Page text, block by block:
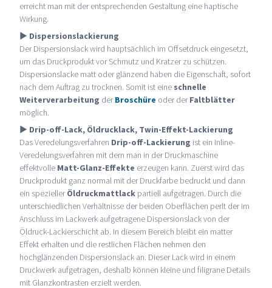
erreicht man mit der entsprechenden Gestaltung eine haptische
Wirkung.
► Dispersionslackierung
Der Dispersionslack wird hauptsächlich im Offsetdruck eingesetzt,
um das Druckprodukt vor Schmutz und Kratzer zu schützen.
Dispersionslacke matt oder glänzend haben die Eigenschaft, sofort
nach dem Auftrag zu trocknen. Somit ist eine schnelle
Weiterverarbeitung derBroschüre oder derFaltblätter
möglich.
► Drip-off-Lack, Öldrucklack, Twin-Effekt-Lackierung
Das Veredelungsverfahren Drip-off-Lackierung ist ein Inline-
Veredelungsverfahren mit dem man in der Druckmaschine
effektvolle Matt-Glanz-Effekte erzeugen kann. Zuerst wird das
Druckprodukt ganz normal mit der Druckfarbe bedruckt und dann
ein speziellerÖldruckmattlack partiell aufgetragen. Durch die
unterschiedlichen Verhältnisse der beiden Oberflächen perlt der im
Anschluss im Lackwerk aufgetragene Dispersionslack von der
Öldruck-Lackierschicht ab. In diesem Bereich bleibt ein matter
Effekt erhalten und die restlichen Flächen nehmen den
hochglänzenden Dispersionslack an. Dieser Lack wird in einem
Druckwerk aufgetragen, deshalb können kleine und filigrane Details
mit Glanzkontrasten erzielt werden.